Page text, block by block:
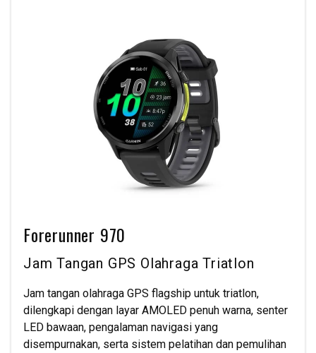
Forerunner 970
Jam Tangan GPS Olahraga Triatlon
Jam tangan olahraga GPS flagship untuk triatlon,
dilengkapi dengan layar AMOLED penuh warna, senter
LED bawaan, pengalaman navigasi yang
disempurnakan, serta sistem pelatihan dan pemulihan